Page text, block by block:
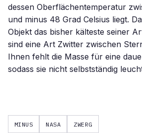
dessen Oberflächentemperatur
und minus 48 Grad Celsius liegt.
Objekt das bisher kälteste seiner
sind eine Art Zwitter zwischen
Ihnen fehlt die Masse für eine
sodass sie nicht selbstständig
MINUS NASA ZWERG